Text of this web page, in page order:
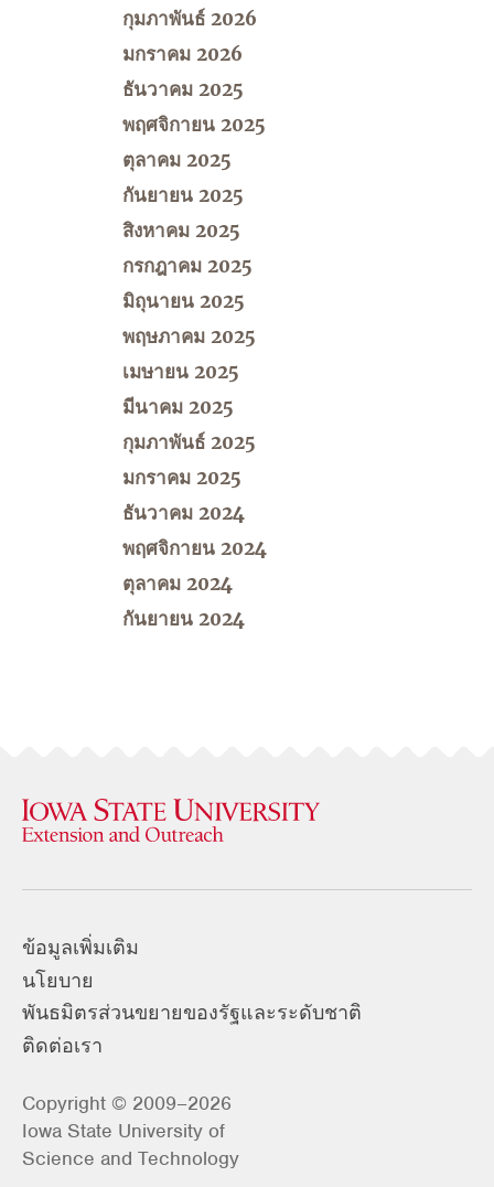
กุมภาพันธ์ 2026
มกราคม 2026
ธันวาคม 2025
พฤศจิกายน 2025
ตุลาคม 2025
กันยายน 2025
สิงหาคม 2025
กรกฎาคม 2025
มิถุนายน 2025
พฤษภาคม 2025
เมษายน 2025
มีนาคม 2025
กุมภาพันธ์ 2025
มกราคม 2025
ธันวาคม 2024
พฤศจิกายน 2024
ตุลาคม 2024
กันยายน 2024
ข้อมูลเพิ่มเติม
นโยบาย
พันธมิตรส่วนขยายของรัฐและระดับชาติ
ติดต่อเรา
Copyright © 2009–2026
Iowa State University of
Science and Technology